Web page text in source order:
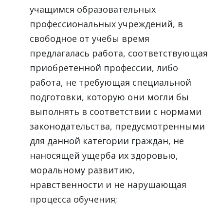
учащимся образовательных
профессиональных учреждений, в
свободное от учебы время
предлагалась работа, соответствующая
приобретенной профессии, либо
работа, не требующая специальной
подготовки, которую они могли бы
выполнять в соответствии с нормами
законодательства, предусмотренными
для данной категории граждан, не
наносящей ущерба их здоровью,
моральному развитию,
нравственности и не нарушающая
процесса обучения;